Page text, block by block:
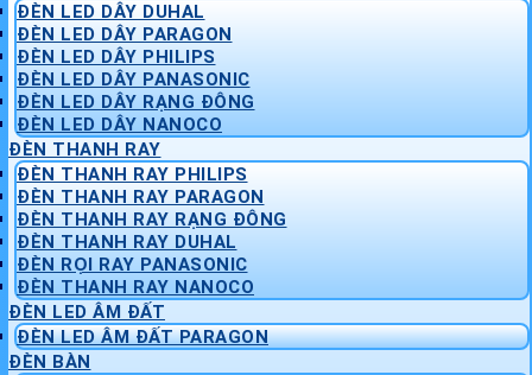
ĐÈN LED DÂY DUHAL
ĐÈN LED DÂY PARAGON
ĐÈN LED DÂY PHILIPS
ĐÈN LED DÂY PANASONIC
ĐÈN LED DÂY RẠNG ĐÔNG
ĐÈN LED DÂY NANOCO
ĐÈN THANH RAY
ĐÈN THANH RAY PHILIPS
ĐÈN THANH RAY PARAGON
ĐÈN THANH RAY RẠNG ĐÔNG
ĐÈN THANH RAY DUHAL
ĐÈN RỌI RAY PANASONIC
ĐÈN THANH RAY NANOCO
ĐÈN LED ÂM ĐẤT
ĐÈN LED ÂM ĐẤT PARAGON
ĐÈN BÀN